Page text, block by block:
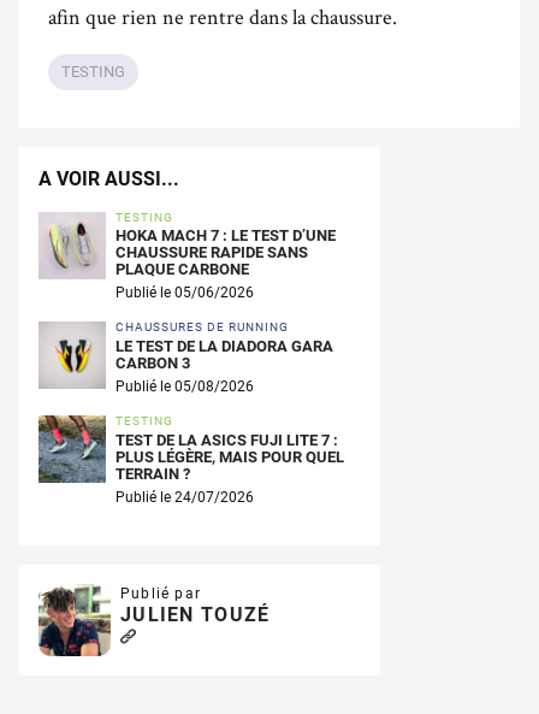
afin que rien ne rentre dans la chaussure.
TESTING
A VOIR AUSSI...
TESTING
HOKA MACH 7 : LE TEST D’UNE
CHAUSSURE RAPIDE SANS
PLAQUE CARBONE
Publié le 05/06/2026
CHAUSSURES DE RUNNING
LE TEST DE LA DIADORA GARA
CARBON 3
Publié le 05/08/2026
TESTING
TEST DE LA ASICS FUJI LITE 7 :
PLUS LÉGÈRE, MAIS POUR QUEL
TERRAIN ?
Publié le 24/07/2026
Publié par
JULIEN TOUZÉ